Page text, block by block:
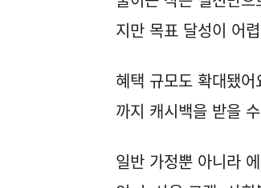
지만 목표 달성이 어
혜택 규모도 확대됐
까지 캐시백을 받을
일반 가정뿐 아니라